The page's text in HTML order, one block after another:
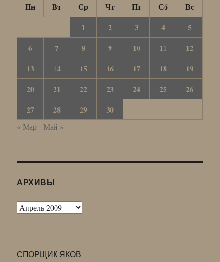
Пн Вт Ср Чт Пт Сб
Вс
1
2 3 4
5
6
7 8 9 10 11
12
13
14 15 16 17 18
19
20
21 22 23 24 25
26
27
28 29 30
« Мар Май »
АРХИВЫ
Архивы
СПОРЩИК ЯКОВ